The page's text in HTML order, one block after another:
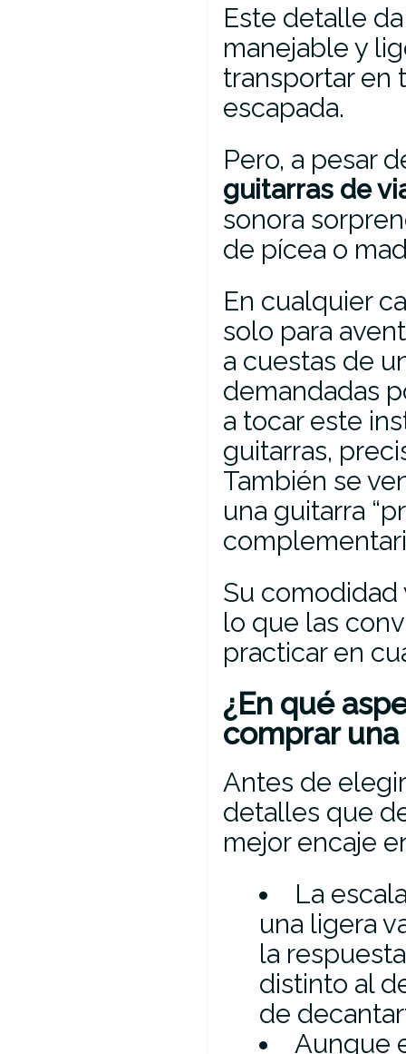
Este detalle
manejable y
transportar en
escapada.
Pero, a pesar
guitarras de
sonora
de pícea o
En cualquier
solo para
a cuestas de
demandadas
a tocar este
guitarras,
También se
una guitarra
Su
lo que las
practicar en
¿En qué
comprar
Antes de
detalles que
mejor encaje
La
una ligera
la
distinto al
de
Aunque